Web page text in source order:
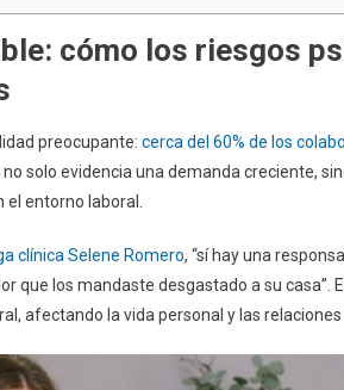
cómo los riesgos
preocupante: cerca del 60% de los
solo evidencia una demanda creciente,
el entorno laboral.
clínica Selene Romero, “sí hay una
que los mandaste desgastado a su
afectando la vida personal y las